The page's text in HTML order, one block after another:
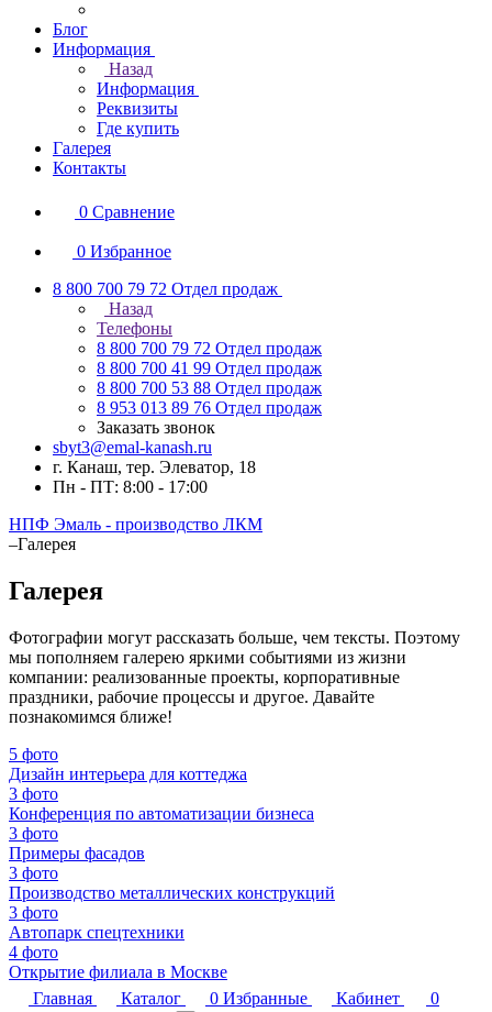
Блог
Информация
Назад
Информация
Реквизиты
Где купить
Галерея
Контакты
0 Сравнение
0 Избранное
8 800 700 79 72 Отдел продаж
Назад
Телефоны
8 800 700 79 72 Отдел продаж
8 800 700 41 99 Отдел продаж
8 800 700 53 88 Отдел продаж
8 953 013 89 76 Отдел продаж
Заказать звонок
sbyt3@emal-kanash.ru
г. Канаш, тер. Элеватор, 18
Пн - ПТ: 8:00 - 17:00
НПФ Эмаль - производство ЛКМ
–Галерея
Галерея
Фотографии могут рассказать больше, чем тексты. Поэтому
мы пополняем галерею яркими событиями из жизни
компании: реализованные проекты, корпоративные
праздники, рабочие процессы и другое. Давайте
познакомимся ближе!
5 фото
Дизайн интерьера для коттеджа
3 фото
Конференция по автоматизации бизнеса
3 фото
Примеры фасадов
3 фото
Производство металлических конструкций
3 фото
Автопарк спецтехники
4 фото
Открытие филиала в Москве
Главная
Каталог 0 Избранные Кабинет
0